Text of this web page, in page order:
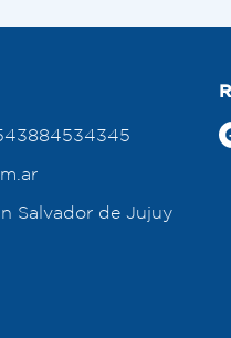
Salvador de Jujuy